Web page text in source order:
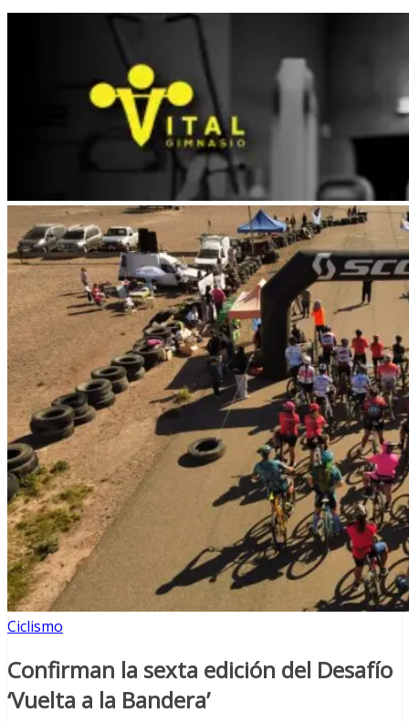
Ciclismo
Confirman la sexta edición del Desafío
‘Vuelta a la Bandera’